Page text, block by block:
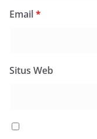
Email*
Situs Web